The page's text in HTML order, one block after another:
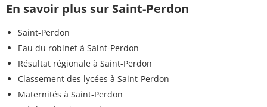
En savoir plus sur Saint-Perdon
Saint-Perdon
Eau du robinet à Saint-Perdon
Résultat régionale à Saint-Perdon
Classement des lycées à Saint-Perdon
Maternités à Saint-Perdon